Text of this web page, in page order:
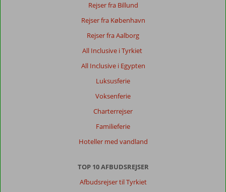
Rejser fra Billund
Rejser fra København
Rejser fra Aalborg
All Inclusive i Tyrkiet
All Inclusive i Egypten
Luksusferie
Voksenferie
Charterrejser
Familieferie
Hoteller med vandland
TOP 10 AFBUDSREJSER
Afbudsrejser til Tyrkiet